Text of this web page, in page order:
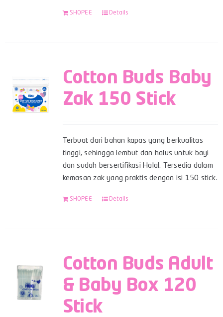
SHOPEE Details
Cotton Buds Baby
Zak 150 Stick
Terbuat dari bahan kapas yang berkualitas
tinggi, sehingga lembut dan halus untuk bayi
dan sudah bersertifikasi Halal. Tersedia dalam
kemasan zak yang praktis dengan isi 150 stick.
SHOPEE Details
Cotton Buds Adult
& Baby Box 120
Stick